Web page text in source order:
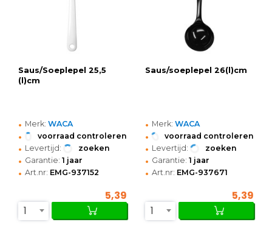
Saus/Soeplepel 25,5
(l)cm
• Merk: WACA
• voorraad controleren
• Levertijd: zoeken
• Garantie: 1 jaar
• Art.nr: EMG-937152
5,39
1
Saus/soeplepel 26(l)cm
• Merk: WACA
• voorraad controleren
• Levertijd: zoeken
• Garantie: 1 jaar
• Art.nr: EMG-937671
5,39
1